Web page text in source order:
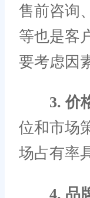
售前咨询
等也是客
要考虑因
3. 价
位和市场
场占有率
4. 品